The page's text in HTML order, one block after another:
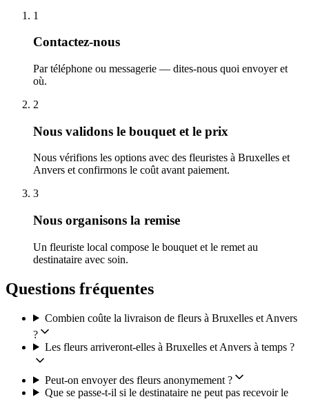
1
Contactez-nous
Par téléphone ou messagerie — dites-nous quoi envoyer et
où.
2
Nous validons le bouquet et le prix
Nous vérifions les options avec des fleuristes à Bruxelles et
Anvers et confirmons le coût avant paiement.
3
Nous organisons la remise
Un fleuriste local compose le bouquet et le remet au
destinataire avec soin.
Questions fréquentes
Combien coûte la livraison de fleurs à Bruxelles et Anvers
?
Les fleurs arriveront-elles à Bruxelles et Anvers à temps ?
Peut-on envoyer des fleurs anonymement ?
Que se passe-t-il si le destinataire ne peut pas recevoir le